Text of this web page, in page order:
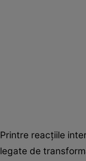
Printre reacțiile
legate de